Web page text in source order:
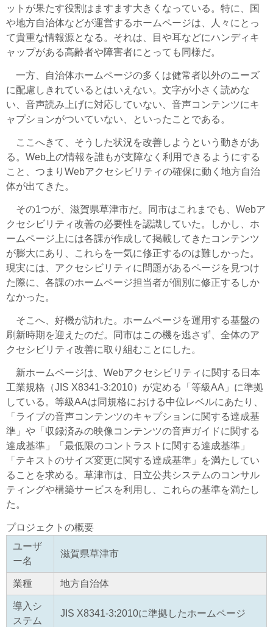
ットが果たす役割はますます大きくなっている。特に、国
や地方自治体などが運営するホームページは、人々にとっ
て貴重な情報源となる。それは、目や耳などにハンディキ
ャップがある高齢者や障害者にとっても同様だ。
一方、自治体ホームページの多くは健常者以外のニーズ
に配慮しきれているとはいえない。文字が小さく読めな
い、音声読み上げに対応していない、音声コンテンツにキ
ャプションがついていない、といったことである。
ここへきて、そうした状況を改善しようという動きがあ
る。Web上の情報を誰もが支障なく利用できるようにする
こと、つまりWebアクセシビリティの確保に動く地方自治
体が出てきた。
その1つが、滋賀県草津市だ。同市はこれまでも、Webア
クセシビリティ改善の必要性を認識していた。しかし、ホ
ームページ上には各課が作成して掲載してきたコンテンツ
が膨大にあり、これらを一気に修正するのは難しかった。
現実には、アクセシビリティに問題があるページを見つけ
た際に、各課のホームページ担当者が個別に修正するしか
なかった。
そこへ、好機が訪れた。ホームページを運用する基盤の
刷新時期を迎えたのだ。同市はこの機を逃さず、全体のア
クセシビリティ改善に取り組むことにした。
新ホームページは、Webアクセシビリティに関する日本
工業規格（JIS X8341-3:2010）が定める「等級AA」に準拠
している。等級AAは同規格における中位レベルにあたり、
「ライブの音声コンテンツのキャプションに関する達成基
準」や「収録済みの映像コンテンツの音声ガイドに関する
達成基準」「最低限のコントラストに関する達成基準」
「テキストのサイズ変更に関する達成基準」を満たしてい
ることを求める。草津市は、日立公共システムのコンサル
ティングや構築サービスを利用し、これらの基準を満たし
た。
プロジェクトの概要
ユーザ
ー名
滋賀県草津市
業種 地方自治体
導入シ
ステム
JIS X8341-3:2010に準拠したホームページ